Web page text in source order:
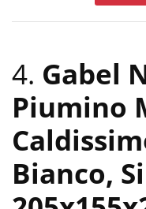
4. Gabel
Piumino
Bianco,